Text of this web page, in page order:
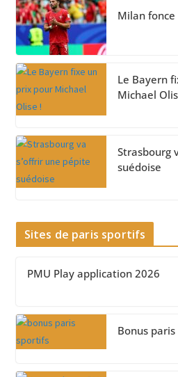
Milan fonce
Le Bayern
Michael
Strasbourg
suédoise
Sites de paris sportifs
PMU Play application 2026
Bonus